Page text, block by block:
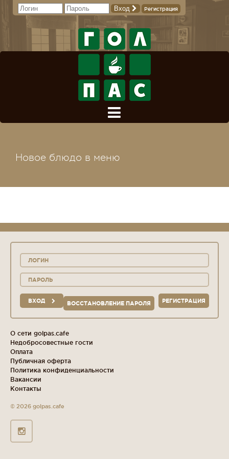
Вход Регистрация
Новое блюдо в меню
ВХОД РЕГИСТРАЦИЯ
ВОССТАНОВЛЕНИЕ ПАРОЛЯ
О сети golpas.cafe
Недобросовестные гости
Оплата
Публичная оферта
Политика конфиденциальности
Вакансии
Контакты
© 2026 golpas.cafe